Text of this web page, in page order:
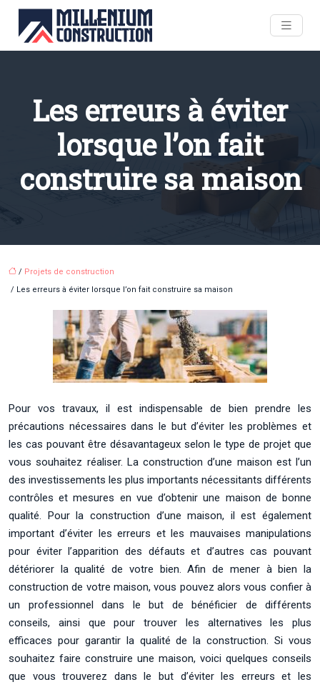
Les erreurs à éviter
lorsque l’on fait
construire sa maison
/ Projets de construction
/ Les erreurs à éviter lorsque l’on fait construire sa maison
Pour vos travaux, il est indispensable de bien prendre les
précautions nécessaires dans le but d’éviter les problèmes et
les cas pouvant être désavantageux selon le type de projet que
vous souhaitez réaliser. La construction d’une maison est l’un
des investissements les plus importants nécessitants différents
contrôles et mesures en vue d’obtenir une maison de bonne
qualité. Pour la construction d’une maison, il est également
important d’éviter les erreurs et les mauvaises manipulations
pour éviter l’apparition des défauts et d’autres cas pouvant
détériorer la qualité de votre bien. Afin de mener à bien la
construction de votre maison, vous pouvez alors vous confier à
un professionnel dans le but de bénéficier de différents
conseils, ainsi que pour trouver les alternatives les plus
efficaces pour garantir la qualité de la construction. Si vous
souhaitez faire construire une maison, voici quelques conseils
que vous trouverez dans le but d’éviter les erreurs et les